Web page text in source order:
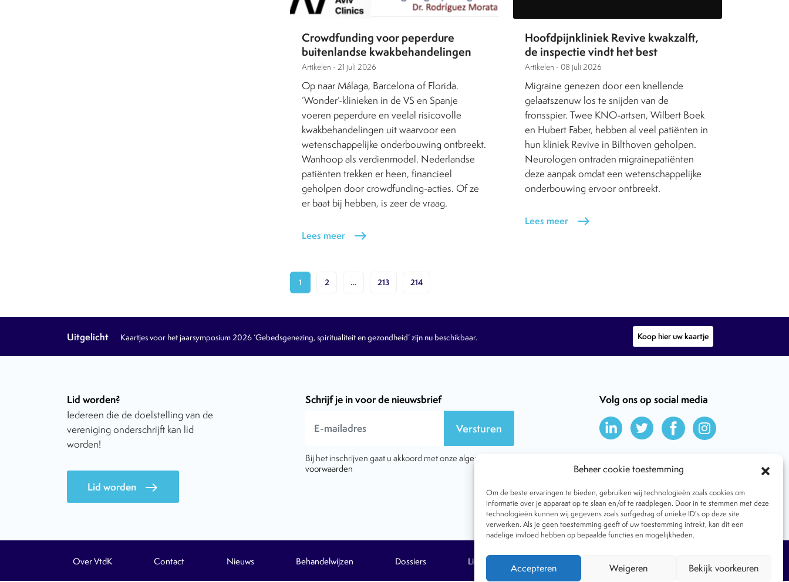
Beheer cookie toestemming
Om de beste ervaringen te bieden, gebruiken wij technologieën zoals cookies om
informatie over je apparaat op te slaan en/of te raadplegen. Door in te stemmen met deze
technologieën kunnen wij gegevens zoals surfgedrag of unieke ID's op deze site
verwerken. Als je geen toestemming geeft of uw toestemming intrekt, kan dit een
nadelige invloed hebben op bepaalde functies en mogelijkheden.
Accepteren Weigeren Bekijk voorkeuren
Crowdfunding voor peperdure
buitenlandse kwakbehandelingen
Artikelen - 21 juli 2026
Op naar Málaga, Barcelona of Florida.
‘Wonder’-klinieken in de VS en Spanje
voeren peperdure en veelal risicovolle
kwakbehandelingen uit waarvoor een
wetenschappelijke onderbouwing ontbreekt.
Wanhoop als verdienmodel. Nederlandse
patiënten trekken er heen, financieel
geholpen door crowdfunding-acties. Of ze
er baat bij hebben, is zeer de vraag.
Lees meer east
Hoofdpijnkliniek Revive kwakzalft,
de inspectie vindt het best
Artikelen - 08 juli 2026
Migraine genezen door een knellende
gelaatszenuw los te snijden van de
fronsspier. Twee KNO-artsen, Wilbert Boek
en Hubert Faber, hebben al veel patiënten in
hun kliniek Revive in Bilthoven geholpen.
Neurologen ontraden migrainepatiënten
deze aanpak omdat een wetenschappelijke
onderbouwing ervoor ontbreekt.
Lees meer east
1 2 … 213 214
Uitgelicht Kaartjes voor het jaarsymposium 2026 ‘Gebedsgenezing, spiritualiteit en gezondheid’ zijn nu beschikbaar. Koop hier uw kaartje
Lid worden?
Iedereen die de doelstelling van de
vereniging onderschrijft kan lid
worden!
Lid worden east
Schrijf je in voor de nieuwsbrief
Versturen
Bij het inschrijven gaat u akkoord met onze algemene
voorwaarden
Volg ons op social media
Over VtdK Contact Nieuws Behandelwijzen Dossiers Lid worden Tijdschrift Algemene voorwaarden